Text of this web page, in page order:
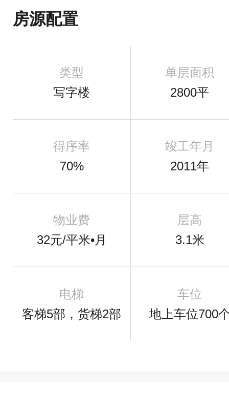
房源配置
类型
写字楼
单层面积
2800平
得序率
70%
竣工年月
2011年
物业费
32元/平米•月
层高
3.1米
电梯
客梯5部，货梯2部
车位
地上车位700